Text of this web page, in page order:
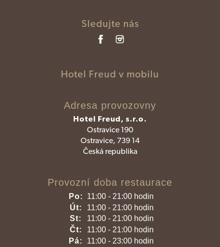
Sledujte nás
Hotel Freud v mobilu
Adresa provozovny
Hotel Freud, s.r.o.
Ostravice 190
Ostravice, 739 14
Česká republika
Provozní doba restaurace
Po:
11:00 - 21:00 hodin
Út:
11:00 - 21:00 hodin
St:
11:00 - 21:00 hodin
Čt:
11:00 - 21:00 hodin
Pá:
11:00 - 23:00 hodin